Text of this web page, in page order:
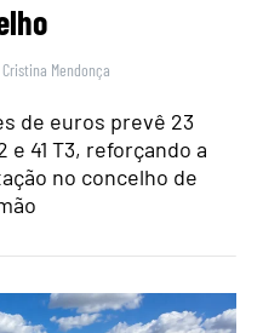
Cristina Mendonça
de euros prevê 23
e 41 T3, reforçando a
no concelho de